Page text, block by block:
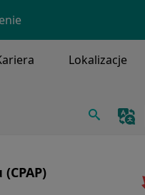
Lokalizacje
Szukaj